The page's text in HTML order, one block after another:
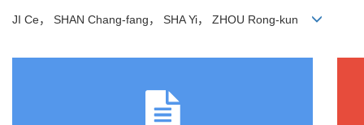
JI Ce， SHAN Chang-fang， SHA Yi， ZHOU Rong-kun